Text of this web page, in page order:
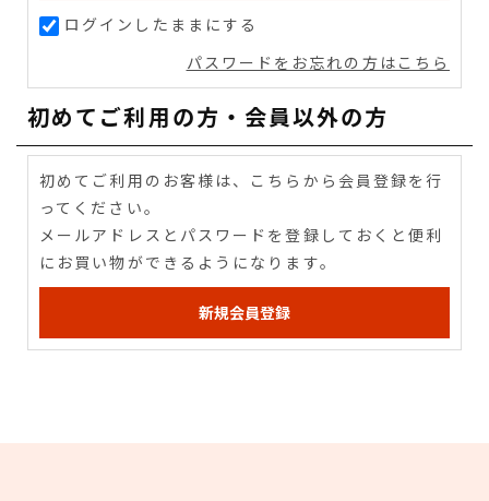
ログインしたままにする
パスワードをお忘れの方はこちら
初めてご利用の方・会員以外の方
初めてご利用のお客様は、こちらから会員登録を行
ってください。
メールアドレスとパスワードを登録しておくと便利
にお買い物ができるようになります。